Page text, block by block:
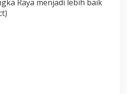
Raya menjadi lebih baik